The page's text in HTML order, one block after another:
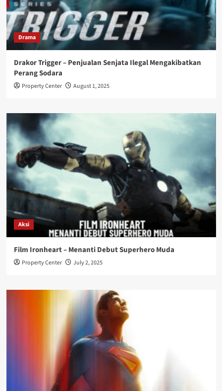
Drama
Drakor Trigger – Penjualan Senjata Ilegal Mengakibatkan
Perang Sodara
Property Center August 1, 2025
Aksi
Film Ironheart – Menanti Debut Superhero Muda
Property Center July 2, 2025